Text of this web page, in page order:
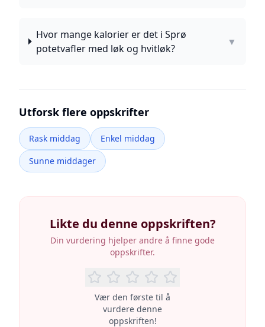
Hvor mange kalorier er det i Sprø
potetvafler med løk og hvitløk?
▼
Utforsk flere oppskrifter
Rask middag
Enkel middag
Sunne middager
Likte du denne oppskriften?
Din vurdering hjelper andre å finne gode
oppskrifter.
Vær den første til å
vurdere denne
oppskriften!